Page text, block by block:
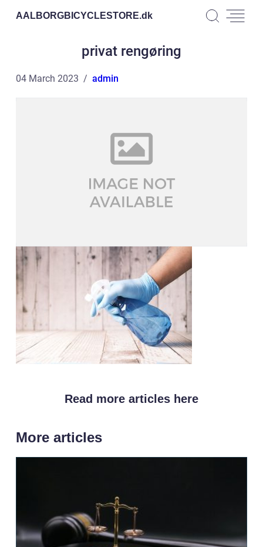
AALBORGBICYCLESTORE.dk
privat rengøring
04 March 2023 admin
Read more articles here
More articles